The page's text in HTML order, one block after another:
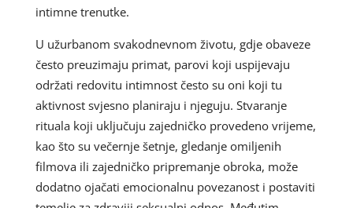
intimne trenutke.
U užurbanom svakodnevnom životu, gdje obaveze
često preuzimaju primat, parovi koji uspijevaju
održati redovitu intimnost često su oni koji tu
aktivnost svjesno planiraju i njeguju. Stvaranje
rituala koji uključuju zajedničko provedeno vrijeme,
kao što su večernje šetnje, gledanje omiljenih
filmova ili zajedničko pripremanje obroka, može
dodatno ojačati emocionalnu povezanost i postaviti